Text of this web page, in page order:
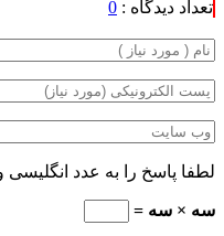
تعداد دیدگاه : 0
لطفا پاسخ را به عدد انگلیسی
سه × سه =